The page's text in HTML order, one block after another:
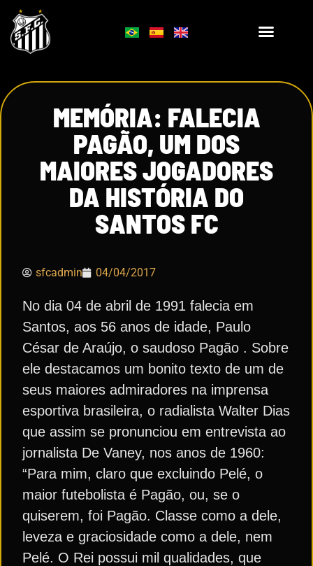
MEMÓRIA: FALECIA
PAGÃO, UM DOS
MAIORES JOGADORES
DA HISTÓRIA DO
SANTOS FC
sfcadmin 04/04/2017
No dia 04 de abril de 1991 falecia em
Santos, aos 56 anos de idade, Paulo
César de Araújo, o saudoso Pagão . Sobre
ele destacamos um bonito texto de um de
seus maiores admiradores na imprensa
esportiva brasileira, o radialista Walter Dias
que assim se pronunciou em entrevista ao
jornalista De Vaney, nos anos de 1960:
“Para mim, claro que excluindo Pelé, o
maior futebolista é Pagão, ou, se o
quiserem, foi Pagão. Classe como a dele,
leveza e graciosidade como a dele, nem
Pelé. O Rei possui mil qualidades, que